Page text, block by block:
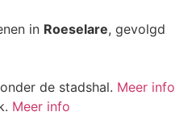
in Roeselare, gevolgd
de stadshal. Meer info
Meer info